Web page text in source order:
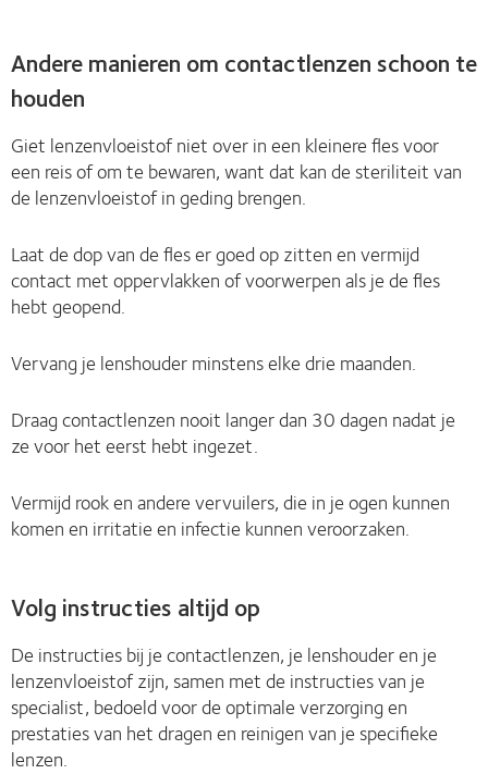
Andere manieren om contactlenzen schoon te
houden
Giet lenzenvloeistof niet over in een kleinere fles voor
een reis of om te bewaren, want dat kan de steriliteit van
de lenzenvloeistof in geding brengen.
Laat de dop van de fles er goed op zitten en vermijd
contact met oppervlakken of voorwerpen als je de fles
hebt geopend.
Vervang je lenshouder minstens elke drie maanden.
Draag contactlenzen nooit langer dan 30 dagen nadat je
ze voor het eerst hebt ingezet.
Vermijd rook en andere vervuilers, die in je ogen kunnen
komen en irritatie en infectie kunnen veroorzaken.
Volg instructies altijd op
De instructies bij je contactlenzen, je lenshouder en je
lenzenvloeistof zijn, samen met de instructies van je
specialist, bedoeld voor de optimale verzorging en
prestaties van het dragen en reinigen van je specifieke
lenzen.